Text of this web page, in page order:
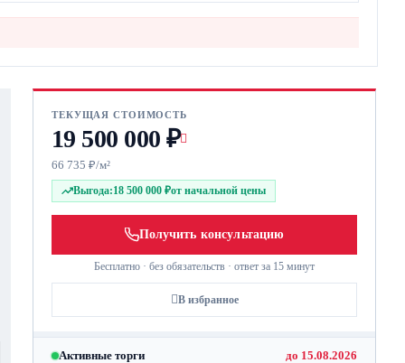
ТЕКУЩАЯ СТОИМОСТЬ
19 500 000 ₽
66 735 ₽/м²
Выгода:18 500 000 ₽от начальной цены
Получить консультацию
Бесплатно · без обязательств · ответ за 15 минут
В избранное
Активные торги до 15.08.2026